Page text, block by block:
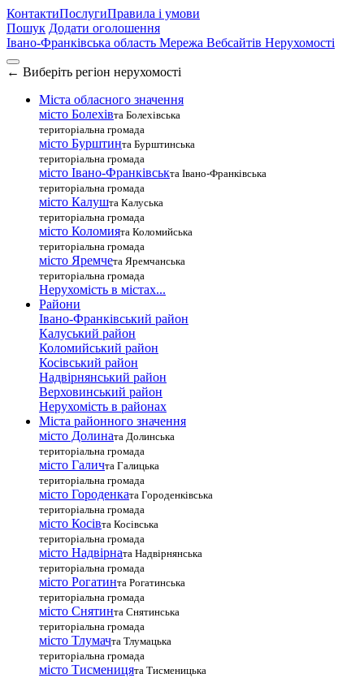
КонтактиПослугиПравила і умови
Пошук Додати оголошення
Івано-Франківська область Мережа Вебсайтів Нерухомості
← Виберіть регіон нерухомості
Міста обласного значення
місто Болехівта Болехівська
територіальна громада
місто Бурштинта Бурштинська
територіальна громада
місто Івано-Франківськта Івано-Франківська
територіальна громада
місто Калушта Калуська
територіальна громада
місто Коломията Коломийська
територіальна громада
місто Яремчета Яремчанська
територіальна громада
Нерухомість в містах...
Райони
Івано-Франківський район
Калуський район
Коломийський район
Косівський район
Надвірнянський район
Верховинський район
Нерухомість в районах
Міста районного значення
місто Долината Долинська
територіальна громада
місто Галичта Галицька
територіальна громада
місто Городенката Городенківська
територіальна громада
місто Косівта Косівська
територіальна громада
місто Надвірната Надвірнянська
територіальна громада
місто Рогатинта Рогатинська
територіальна громада
місто Снятинта Снятинська
територіальна громада
місто Тлумачта Тлумацька
територіальна громада
місто Тисменицята Тисменицька